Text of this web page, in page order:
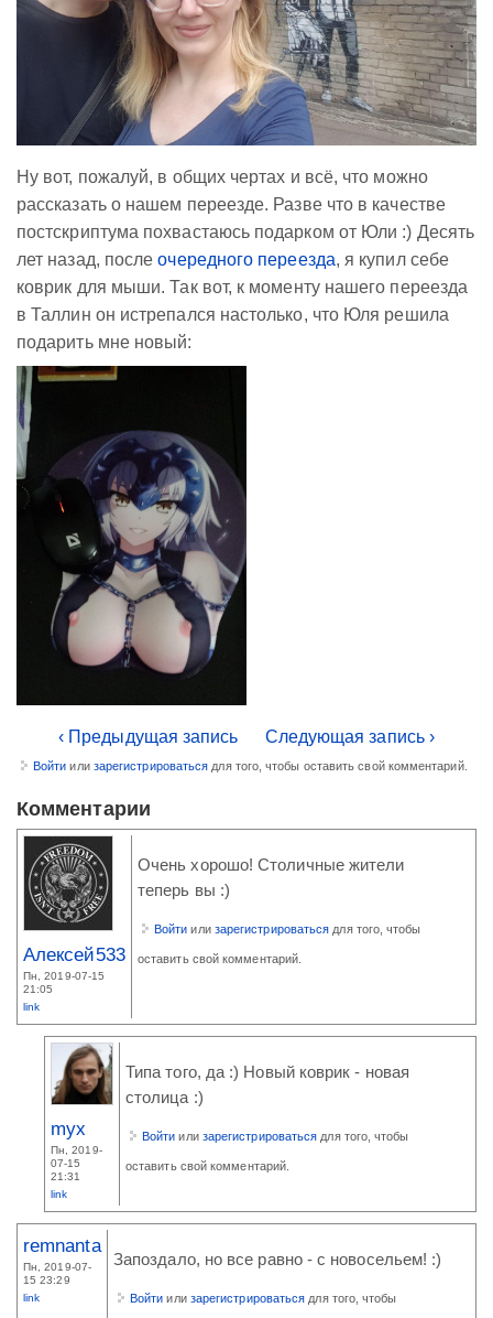
Ну вот, пожалуй, в общих чертах и всё, что можно
рассказать о нашем переезде. Разве что в качестве
постскриптума похвастаюсь подарком от Юли :) Десять
лет назад, послеочередного переезда, я купил себе
коврик для мыши. Так вот, к моменту нашего переезда
в Таллин он истрепался настолько, что Юля решила
подарить мне новый:
‹ Предыдущая запись Следующая запись ›
Войти или зарегистрироваться для того, чтобы оставить свой комментарий.
Комментарии
Алексей533
Пн, 2019-07-15
21:05
link
Очень хорошо! Столичные жители
теперь вы :)
Войти или зарегистрироваться для того, чтобы
оставить свой комментарий.
myx
Пн, 2019-
07-15
21:31
link
Типа того, да :) Новый коврик - новая
столица :)
Войти или зарегистрироваться для того, чтобы
оставить свой комментарий.
remnanta
Пн, 2019-07-
15 23:29
link
Запоздало, но все равно - с новосельем! :)
Войти или зарегистрироваться для того, чтобы